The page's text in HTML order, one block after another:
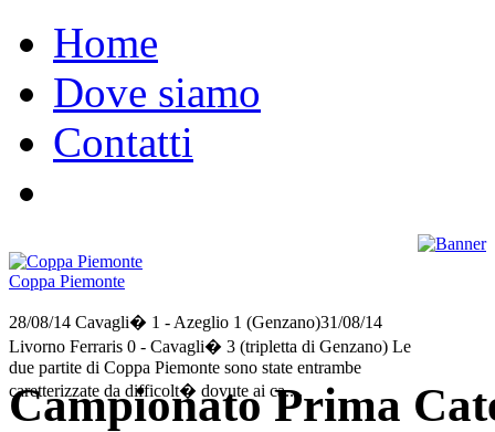
Home
Dove siamo
Contatti
Coppa Piemonte
28/08/14 Cavagli� 1 - Azeglio 1 (Genzano)31/08/14
Livorno Ferraris 0 - Cavagli� 3 (tripletta di Genzano) Le
due partite di Coppa Piemonte sono state entrambe
caretterizzate da difficolt� dovute ai ca....
Campionato Prima